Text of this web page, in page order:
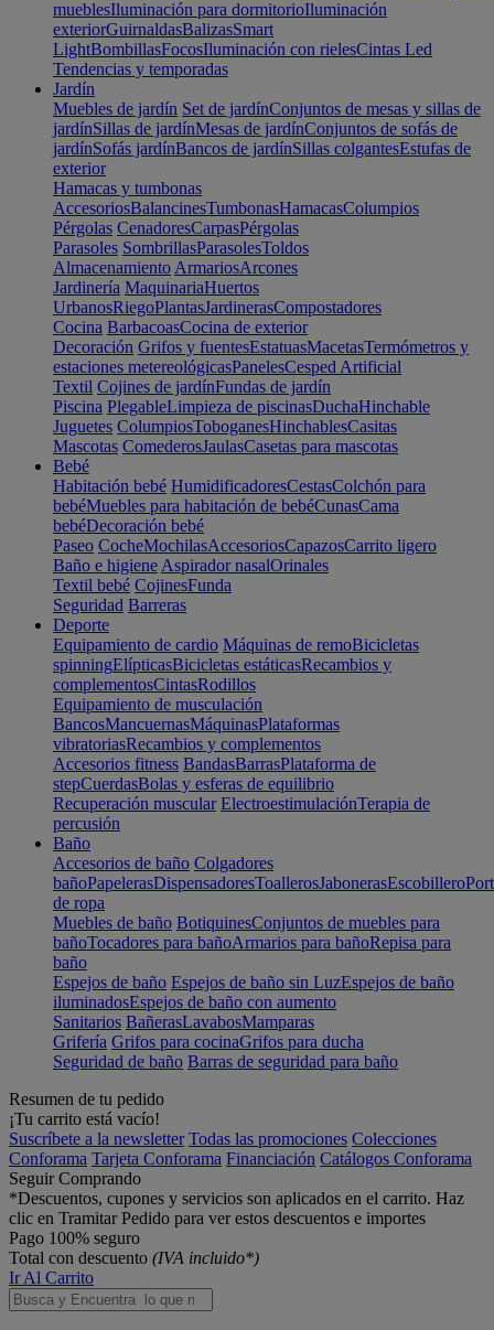
mueblesIluminación para dormitorioIluminación
exteriorGuirnaldasBalizasSmart
LightBombillasFocosIluminación con rielesCintas Led
Tendencias y temporadas
Jardín
Muebles de jardín Set de jardínConjuntos de mesas y sillas de
jardínSillas de jardínMesas de jardínConjuntos de sofás de
jardínSofás jardínBancos de jardínSillas colgantesEstufas de
exterior
Hamacas y tumbonas
AccesoriosBalancinesTumbonasHamacasColumpios
Pérgolas CenadoresCarpasPérgolas
Parasoles SombrillasParasolesToldos
Almacenamiento ArmariosArcones
Jardinería MaquinariaHuertos
UrbanosRiegoPlantasJardinerasCompostadores
Cocina BarbacoasCocina de exterior
Decoración Grifos y fuentesEstatuasMacetasTermómetros y
estaciones metereológicasPanelesCesped Artificial
Textil Cojines de jardínFundas de jardín
Piscina PlegableLimpieza de piscinasDuchaHinchable
Juguetes ColumpiosToboganesHinchablesCasitas
Mascotas ComederosJaulasCasetas para mascotas
Bebé
Habitación bebé HumidificadoresCestasColchón para
bebéMuebles para habitación de bebéCunasCama
bebéDecoración bebé
Paseo CocheMochilasAccesoriosCapazosCarrito ligero
Baño e higiene Aspirador nasalOrinales
Textil bebé CojinesFunda
Seguridad Barreras
Deporte
Equipamiento de cardio Máquinas de remoBicicletas
spinningElípticasBicicletas estáticasRecambios y
complementosCintasRodillos
Equipamiento de musculación
BancosMancuernasMáquinasPlataformas
vibratoriasRecambios y complementos
Accesorios fitness BandasBarrasPlataforma de
stepCuerdasBolas y esferas de equilibrio
Recuperación muscular ElectroestimulaciónTerapia de
percusión
Baño
Accesorios de baño Colgadores
bañoPapelerasDispensadoresToallerosJabonerasEscobillero
de ropa
Muebles de baño BotiquinesConjuntos de muebles para
bañoTocadores para bañoArmarios para bañoRepisa para
baño
Espejos de baño Espejos de baño sin LuzEspejos de baño
iluminadosEspejos de baño con aumento
Sanitarios BañerasLavabosMamparas
Grifería Grifos para cocinaGrifos para ducha
Seguridad de baño Barras de seguridad para baño
Resumen de tu pedido
¡Tu carrito está vacío!
Suscríbete a la newsletter Todas las promociones Colecciones
Conforama Tarjeta Conforama Financiación Catálogos Conforama
Seguir Comprando
*Descuentos, cupones y servicios son aplicados en el carrito. Haz
clic en Tramitar Pedido para ver estos descuentos e importes
Pago 100% seguro
Total con descuento (IVA incluido*)
Ir Al Carrito